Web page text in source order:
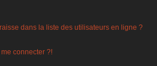
dans la liste des utilisateurs en ligne ?
connecter ?!